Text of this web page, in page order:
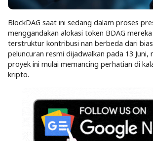
BlockDAG saat ini sedang dalam proses
menggandakan alokasi token BDAG
terstruktur kontribusi nan berbeda dari
peluncuran resmi dijadwalkan pada 13
proyek ini mulai memancing perhatian di
kripto.